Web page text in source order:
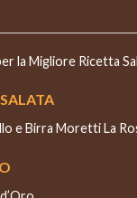
la Migliore Ricetta
e Birra Moretti La